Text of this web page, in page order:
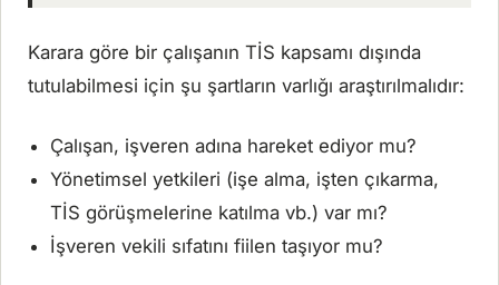
Karara göre bir çalışanın TİS kapsamı dışında
tutulabilmesi için şu şartların varlığı araştırılmalıdır:
Çalışan, işveren adına hareket ediyor mu?
Yönetimsel yetkileri (işe alma, işten çıkarma,
TİS görüşmelerine katılma vb.) var mı?
İşveren vekili sıfatını fiilen taşıyor mu?